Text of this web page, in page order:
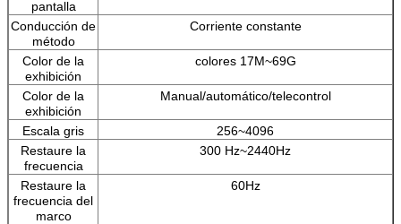
pantalla
Conducción de
método
Corriente constante
Color de la
exhibición
colores 17M~69G
Color de la
exhibición
Manual/automático/telecontrol
Escala gris
256~4096
Restaure la
frecuencia
300 Hz~2440Hz
Restaure la
frecuencia del
marco
60Hz